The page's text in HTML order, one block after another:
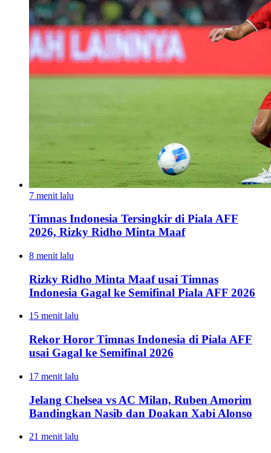
7 menit lalu
Timnas Indonesia Tersingkir di Piala AFF
2026, Rizky Ridho Minta Maaf
8 menit lalu
Rizky Ridho Minta Maaf usai Timnas
Indonesia Gagal ke Semifinal Piala AFF 2026
15 menit lalu
Rekor Horor Timnas Indonesia di Piala AFF
usai Gagal ke Semifinal 2026
17 menit lalu
Jelang Chelsea vs AC Milan, Ruben Amorim
Bandingkan Nasib dan Doakan Xabi Alonso
21 menit lalu